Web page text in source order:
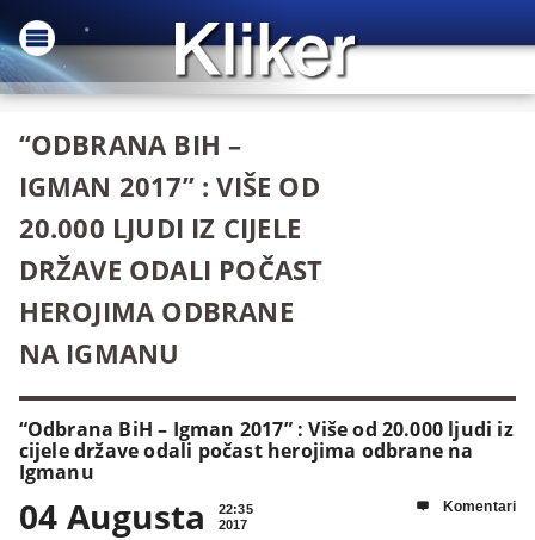
“ODBRANA BIH –
IGMAN 2017” : VIŠE OD
20.000 LJUDI IZ CIJELE
DRŽAVE ODALI POČAST
HEROJIMA ODBRANE
NA IGMANU
“Odbrana BiH – Igman 2017” : Više od 20.000 ljudi iz
cijele države odali počast herojima odbrane na
Igmanu
04 Augusta
22:35
2017
 Komentari